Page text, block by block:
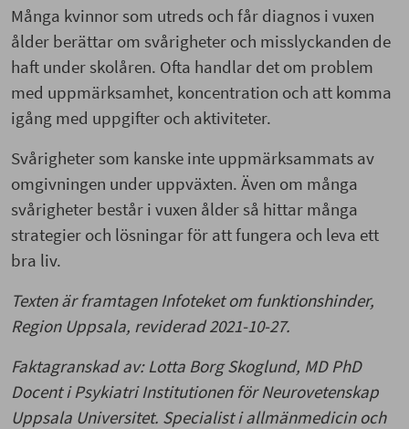
Många kvinnor som utreds och får diagnos i vuxen
ålder berättar om svårigheter och misslyckanden de
haft under skolåren. Ofta handlar det om problem
med uppmärksamhet, koncentration och att komma
igång med uppgifter och aktiviteter.
Svårigheter som kanske inte uppmärksammats av
omgivningen under uppväxten. Även om många
svårigheter består i vuxen ålder så hittar många
strategier och lösningar för att fungera och leva ett
bra liv.
Texten är framtagen Infoteket om funktionshinder,
Region Uppsala, reviderad 2021-10-27.
Faktagranskad av: Lotta Borg Skoglund, MD PhD
Docent i Psykiatri Institutionen för Neurovetenskap
Uppsala Universitet. Specialist i allmänmedicin och